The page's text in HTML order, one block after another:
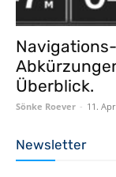
Überblick.
Sönke Roever - 11.
Newsletter